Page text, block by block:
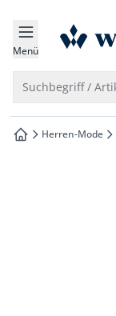
springen
springen
springen
Menü
Suchbegriff /
zur Startseite
Herren-Mode